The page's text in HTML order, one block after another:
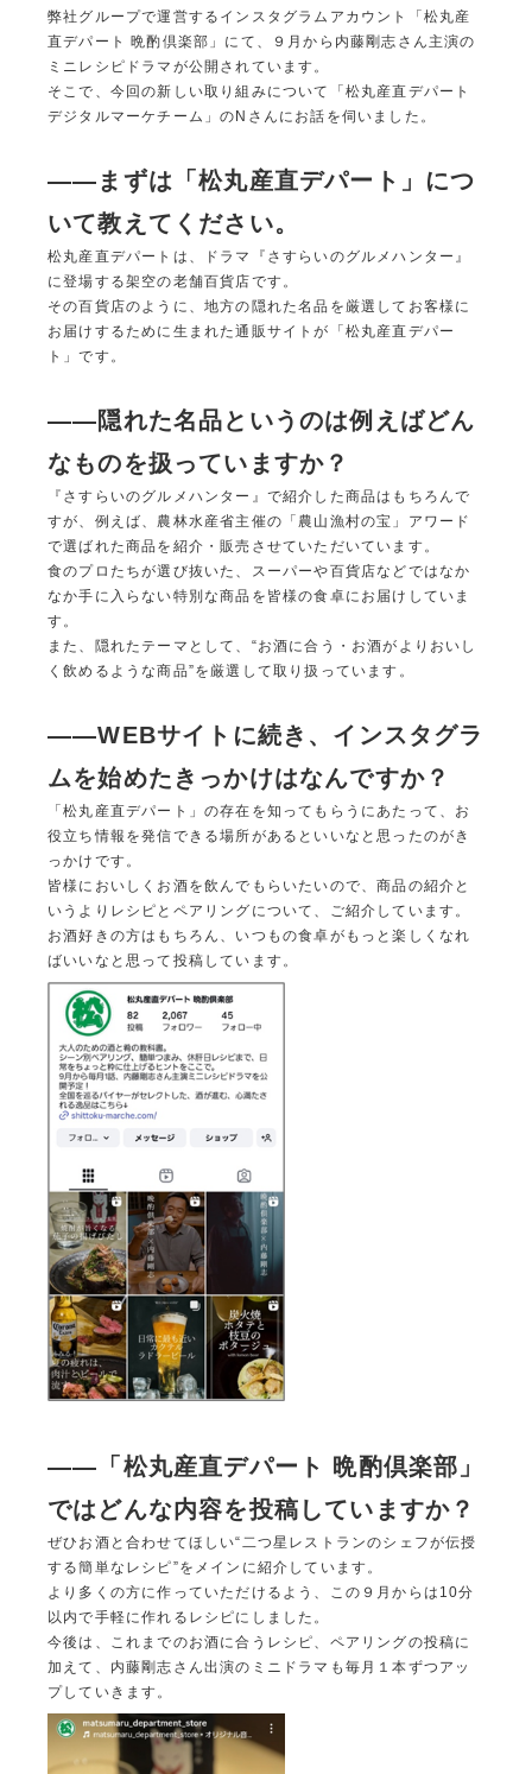
弊社グループで運営するインスタグラムアカウント「 松丸産
直デパート 晩酌倶楽部 」にて、９月から内藤剛志さん主演の
ミニレシピドラマが公開されています。
そこで、今回の新しい取り組みについて「松丸産直デパート
デジタルマーケチーム」のNさんにお話を伺いました。
――まずは「松丸産直デパート」につ
いて教えてください。
松丸産直デパートは、ドラマ『 さすらいのグルメハンター 』
に登場する架空の老舗百貨店です。
その百貨店のように、地方の隠れた名品を厳選してお客様に
お届けするために生まれた通販サイトが「 松丸産直デパー
ト 」です。
――隠れた名品というのは例えばどん
なものを扱っていますか？
『さすらいのグルメハンター』で紹介した商品はもちろんで
すが、例えば、農林水産省主催の「農山漁村の宝」アワード
で選ばれた商品を紹介・販売させていただいています。
食のプロたちが選び抜いた、スーパーや百貨店などではなか
なか手に入らない特別な商品を皆様の食卓にお届けしていま
す。
また、隠れたテーマとして、“お酒に合う・お酒がよりおいし
く飲めるような商品”を厳選して取り扱っています。
――WEBサイトに続き、 インスタグラ
ムを始めたきっかけはなんですか ？
「松丸産直デパート」の存在を知ってもらうにあたって、お
役立ち情報を発信できる場所があるといいなと思ったのがき
っかけです。
皆様においしくお酒を飲んでもらいたいので、商品の紹介と
いうよりレシピとペアリングについて、ご紹介しています。
お酒好きの方はもちろん、いつもの食卓がもっと楽しくなれ
ばいいなと思って投稿しています。
――「松丸産直デパート
晩酌倶楽部」
ではどんな内容を投稿していますか？
ぜひお酒と合わせてほしい“二つ星レストランのシェフが伝授
する簡単なレシピ”をメインに紹介しています。
より多くの方に作っていただけるよう、この９月からは10分
以内で手軽に作れるレシピにしました。
今後は、これまでのお酒に合うレシピ、ペアリングの投稿に
加えて、内藤剛志さん出演のミニドラマも毎月１本ずつアッ
プしていきます。